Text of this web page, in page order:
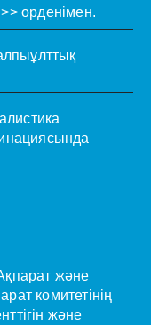
орденімен.
және
комитетінің
және